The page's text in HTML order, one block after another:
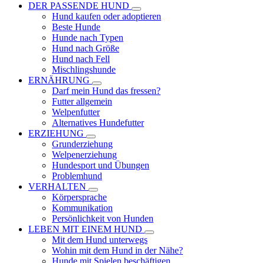
DER PASSENDE HUND
Hund kaufen oder adoptieren
Beste Hunde
Hunde nach Typen
Hund nach Größe
Hund nach Fell
Mischlingshunde
ERNÄHRUNG
Darf mein Hund das fressen?
Futter allgemein
Welpenfutter
Alternatives Hundefutter
ERZIEHUNG
Grunderziehung
Welpenerziehung
Hundesport und Übungen
Problemhund
VERHALTEN
Körpersprache
Kommunikation
Persönlichkeit von Hunden
LEBEN MIT EINEM HUND
Mit dem Hund unterwegs
Wohin mit dem Hund in der Nähe?
Hunde mit Spielen beschäftigen